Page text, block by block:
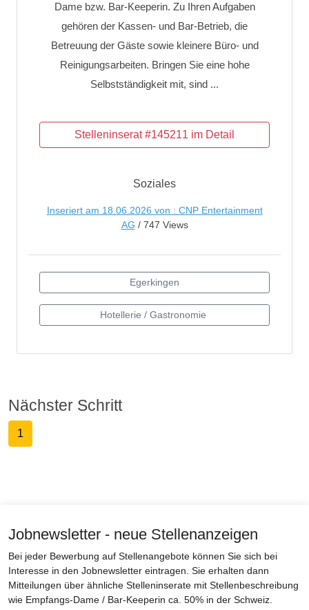
Dame bzw. Bar-Keeperin. Zu Ihren Aufgaben
gehören der Kassen- und Bar-Betrieb, die
Betreuung der Gäste sowie kleinere Büro- und
Reinigungsarbeiten. Bringen Sie eine hohe
Selbstständigkeit mit, sind ...
Soziales
Inseriert am 18.06.2026 von : CNP Entertainment
AG / 747 Views
Nächster Schritt
1
Jobnewsletter - neue Stellenanzeigen
Bei jeder Bewerbung auf Stellenangebote können Sie sich bei
Interesse in den Jobnewsletter eintragen. Sie erhalten dann
Mitteilungen über ähnliche Stelleninserate mit Stellenbeschreibung
wie Empfangs-Dame / Bar-Keeperin ca. 50% in der Schweiz.